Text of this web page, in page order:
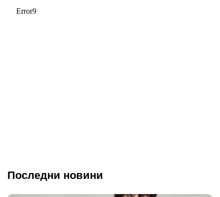
Последни новини